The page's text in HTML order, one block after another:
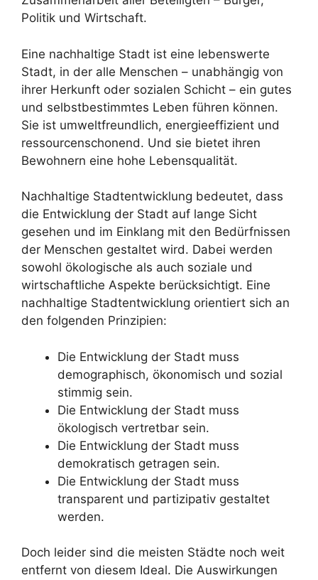
Politik und Wirtschaft.
Eine nachhaltige Stadt ist eine lebenswerte
Stadt, in der alle Menschen – unabhängig von
ihrer Herkunft oder sozialen Schicht – ein gutes
und selbstbestimmtes Leben führen können.
Sie ist umweltfreundlich, energieeffizient und
ressourcenschonend. Und sie bietet ihren
Bewohnern eine hohe Lebensqualität.
Nachhaltige Stadtentwicklung bedeutet, dass
die Entwicklung der Stadt auf lange Sicht
gesehen und im Einklang mit den Bedürfnissen
der Menschen gestaltet wird. Dabei werden
sowohl ökologische als auch soziale und
wirtschaftliche Aspekte berücksichtigt. Eine
nachhaltige Stadtentwicklung orientiert sich an
den folgenden Prinzipien:
Die Entwicklung der Stadt muss
demographisch, ökonomisch und sozial
stimmig sein.
Die Entwicklung der Stadt muss
ökologisch vertretbar sein.
Die Entwicklung der Stadt muss
demokratisch getragen sein.
Die Entwicklung der Stadt muss
transparent und partizipativ gestaltet
werden.
Doch leider sind die meisten Städte noch weit
entfernt von diesem Ideal. Die Auswirkungen